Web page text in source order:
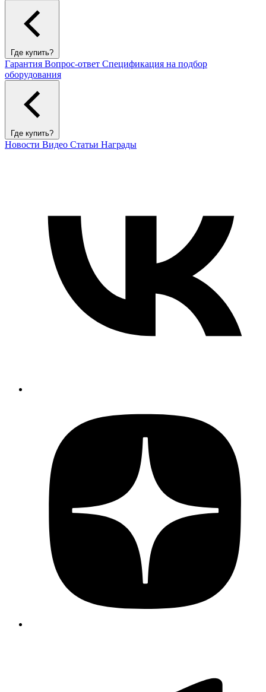
Где купить?
Гарантия Вопрос-ответ Спецификация на подбор
оборудования
Где купить?
Новости Видео Статьи Награды